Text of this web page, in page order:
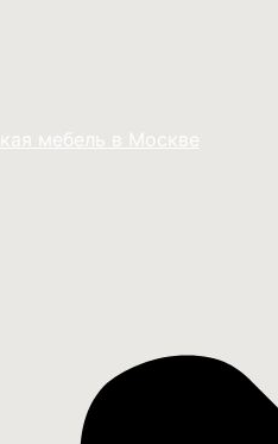
мебель в Москве